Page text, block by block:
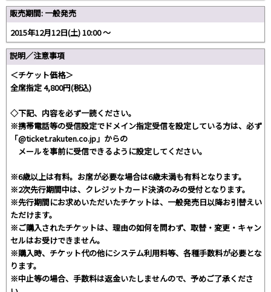
販売期間: 一般発売
2015年12月12日(土) 10:00 ～
説明／注意事項
＜チケット価格＞
全席指定 4,800円(税込)
◇下記、内容を必ず一読ください。
※携帯電話等の受信設定でドメイン指定受信を設定している方は、必ず
「@ticket.rakuten.co.jp」からの
メールを事前に受信できるように設定してください。
※6歳以上は有料。お席が必要な場合は6歳未満も有料となります。
※2次先行期間中は、クレジットカード決済のみの受付となります。
※先行期間にお求めいただいたチケットは、一般発売日以降お引替えい
ただけます。
※ご購入されたチケットは、理由の如何を問わず、取替・変更・キャン
セルはお受けできません。
※購入時、チケット代の他にシステム利用料等、各種手数料が必要とな
ります。
※中止等の場合、手数料は返金いたしませんので、予めご了承くださ